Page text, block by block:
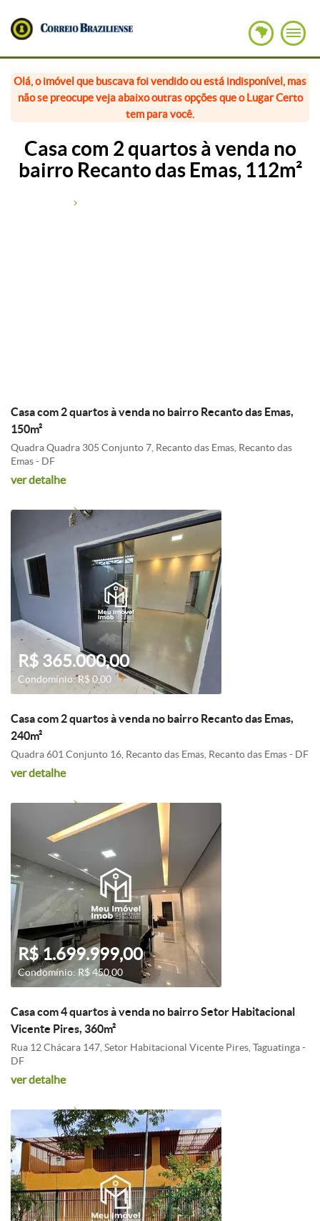
Olá, o imóvel que buscava foi vendido ou está indisponível, mas
não se preocupe veja abaixo outras opções que o Lugar Certo
tem para você.
Casa com 2 quartos à venda no
bairro Recanto das Emas, 112m²
Casa com 2 quartos à venda no bairro Recanto das Emas,
150m²
Quadra Quadra 305 Conjunto 7, Recanto das Emas, Recanto das
Emas - DF
ver detalhe
R$ 365.000,00
Condomínio: R$ 0,00
Casa com 2 quartos à venda no bairro Recanto das Emas,
240m²
Quadra 601 Conjunto 16, Recanto das Emas, Recanto das Emas - DF
ver detalhe
R$ 1.699.999,00
Condomínio: R$ 450,00
Casa com 4 quartos à venda no bairro Setor Habitacional
Vicente Pires, 360m²
Rua 12 Chácara 147, Setor Habitacional Vicente Pires, Taguatinga -
DF
ver detalhe